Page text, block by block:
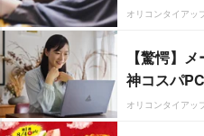
オリコンタイアッ
【驚愕】
神コスパPC
オリコンタイアッ